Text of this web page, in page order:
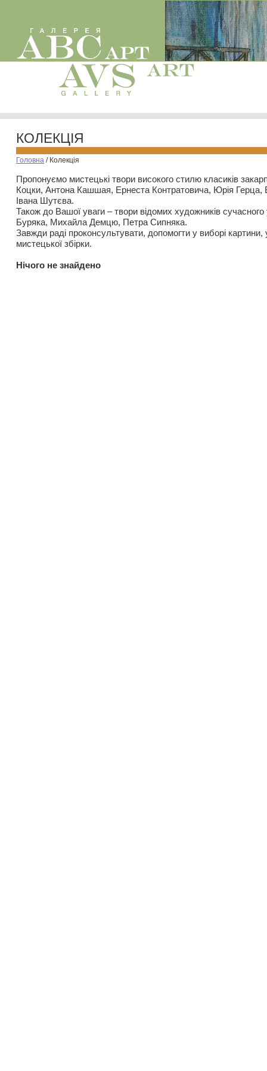
КОЛЕКЦІЯ
Головна / Колекція
Пропонуємо мистецькі твори високого стилю класиків
Коцки, Антона Кашшая, Ернеста Контратовича, Юрія
Івана Шутєва.
Також до Вашої уваги – твори відомих художників
Буряка, Михайла Демцю, Петра Сипняка.
Завжди раді проконсультувати, допомогти у виборі картини,
мистецької збірки.
Нiчого не знайдено